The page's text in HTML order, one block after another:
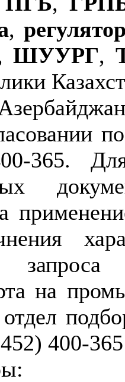
,
ШУУРГ,
365.
на
400-365